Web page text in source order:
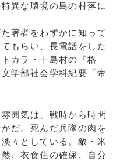
異な環境の島の村落に
著者をわずかに知って
もらい、長電話をした
カラ・十島村の『格
学部社会学科紀要「帝
囲気は、戦時から時間
だ。死んだ兵隊の肉を
々としている。敵・米
、衣食住の確保、自分